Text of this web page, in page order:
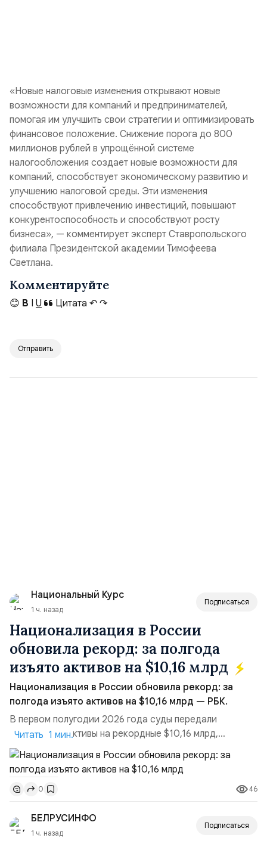
«Новые налоговые изменения открывают новые
возможности для компаний и предпринимателей,
помогая им улучшить свои стратегии и оптимизировать
финансовое положение. Снижение порога до 800
миллионов рублей в упрощённой системе
налогообложения создает новые возможности для
компаний, способствует экономическому развитию и
улучшению налоговой среды. Эти изменения
способствуют привлечению инвестиций, повышают
конкурентоспособность и способствуют росту
бизнеса», — комментирует эксперт Ставропольского
филиала Президентской академии Тимофеева
Светлана.
Комментируйте
😊 B I U Цитата ↶ ↷
Отправить
Национальный Курс
1 ч. назад
Подписаться
Национализация в России
обновила рекорд: за полгода
изъято активов на $10,16 млрд
Национализация в России обновила рекорд: за
полгода изъято активов на $10,16 млрд — РБК.
В первом полугодии 2026 года суды передали
государству активы на рекордные $10,16 млрд,
подсчитали аналитики AK&M. Это в 2,5 раза больше,
чем за аналогичный период 2025 года ($3,95 млрд).
Всего зафиксировано 15 национализационных
транзакций, которые обеспечили 42,2% денежного
объёма всего российского рынка слияний и
поглощений. Крупнейшей ...
Читать 1 мин.
0 46
БЕЛРУСИНФО
1 ч. назад
Подписаться